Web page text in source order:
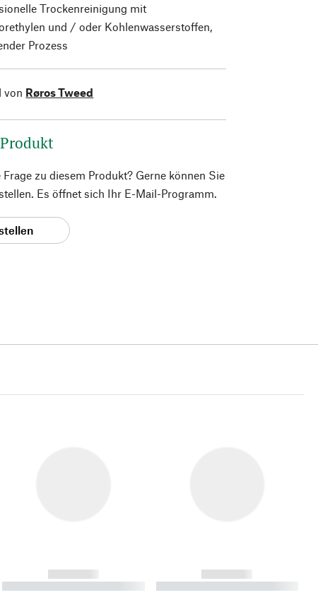
Trockenreinigung mit
und / oder Kohlenwasserstoffen,
Prozess
von Røros Tweed
Frage zu diesem Produkt? Gerne können Sie
Es öffnet sich Ihr E-Mail-Programm.
------------
----------- ----------- ----------
------------
----------- ----------- ----------